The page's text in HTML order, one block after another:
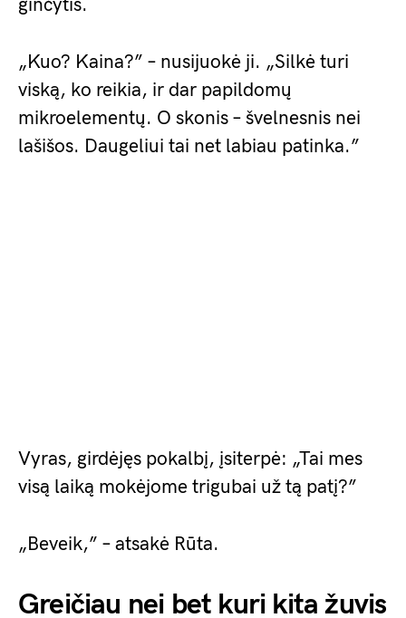
ginčytis.
„Kuo? Kaina?” – nusijuokė ji. „Silkė turi
viską, ko reikia, ir dar papildomų
mikroelementų. O skonis – švelnesnis nei
lašišos. Daugeliui tai net labiau patinka.”
Vyras, girdėjęs pokalbį, įsiterpė: „Tai mes
visą laiką mokėjome trigubai už tą patį?”
„Beveik,” – atsakė Rūta.
Greičiau nei bet kuri kita žuvis